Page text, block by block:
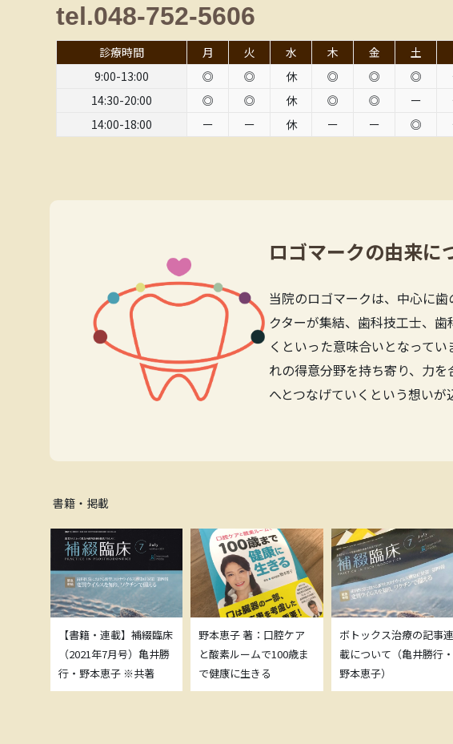
tel.048-752-5606
診療時間 月 火 水 木 金 土
9:00-13:00
◎ ◎ 休 ◎ ◎ ◎
14:30-20:00
◎ ◎ 休 ◎ ◎ ー
14:00-18:00
ー ー 休 ー ー ◎
ロゴマークの由来に
当院のロゴマークは、中心に
クターが集結、歯科技工士、
くといった意味合いとなって
れの得意分野を持ち寄り、力
へとつなげていくという想いが
書籍・掲載
【書籍・連載】補綴臨床
（2021年7月号）亀井勝
行・野本恵子 ※共著
野本恵子 著：口腔ケア
と酸素ルームで100歳ま
で健康に生きる
ボトックス治療の記事連
載について（亀井勝行・
野本恵子）